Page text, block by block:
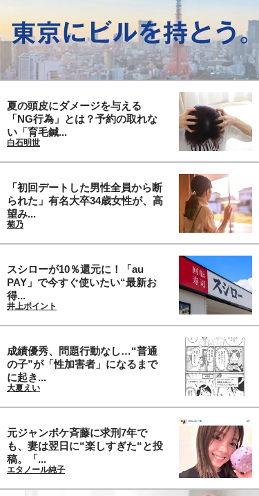
夏の頭皮にダメージを与える
「NG行為」とは？予約の取れな
い「育毛鍼...
白石明世
「初回デートした男性全員から断
られた」有名大卒34歳女性が、高
望み...
菊乃
スシローが10％還元に！「au
PAY」で今すぐ使いたい“最新お
得...
井上ポイント
成績優秀、問題行動なし…“普通
の子”が「性加害者」になるまで
に起き...
大夏えい
元ジャンポケ斉藤に求刑7年で
も、妻は翌日に“楽しすぎた“と投
稿。「...
エタノール純子